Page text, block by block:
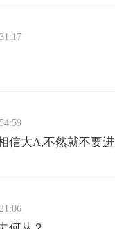
信大A,不然就不要进